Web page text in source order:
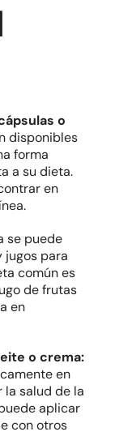
o
disponibles
forma
a su dieta.
en
se puede
jugos para
común es
de frutas
en
o crema:
en
salud de la
aplicar
con otros